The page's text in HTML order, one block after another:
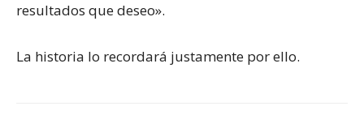
resultados que deseo».
La historia lo recordará justamente por ello.